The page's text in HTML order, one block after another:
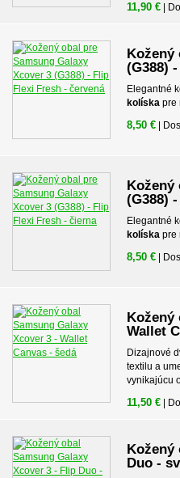
11,90 € |
Kožený
(G388)
Elegantné
kolíska pre
8,50 € |
Kožený
(G388)
Elegantné
kolíska pre
8,50 € |
Kožený
Wallet
Dizajnové
textilu a
vynikajúcu
11,50 € |
Kožený
Duo -